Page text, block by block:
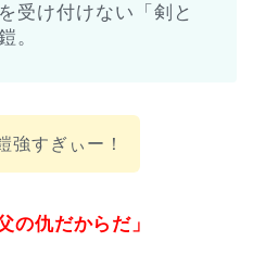
受け付けない「剣と
。
強すぎぃー！
の仇だからだ」